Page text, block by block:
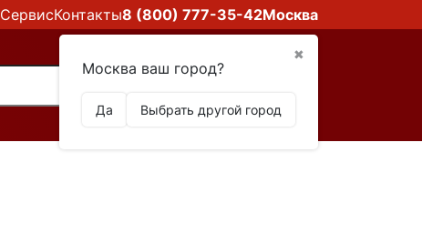
СервисКонтакты8 (800) 777-35-42Москва
✖
Москва ваш город?
Да Выбрать другой город